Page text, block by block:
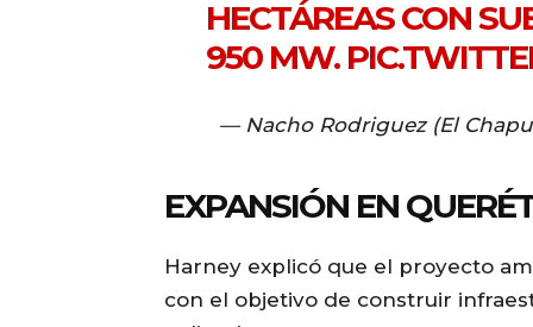
HECTÁREAS CON
950 MW.
— Nacho Rodriguez (El
EXPANSIÓN EN
Harney explicó que el proyecto
con el objetivo de construir